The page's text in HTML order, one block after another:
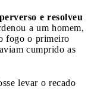
e resolveu
a um homem,
fogo o primeiro
cumprido as
levar o recado